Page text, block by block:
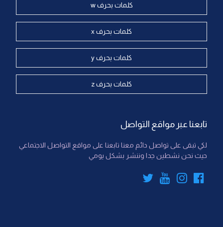
كلمات بحرف w
كلمات بحرف x
كلمات بحرف y
كلمات بحرف z
تابعنا عبر مواقع التواصل
لكي تبقى على تواصل دائم معنا تابعنا على مواقع التواصل الاجتماعي
حيث نحن نشطين جدا وننشر بشكل يومي